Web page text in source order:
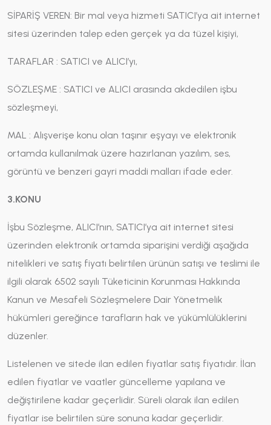
SİPARİŞ VEREN: Bir mal veya hizmeti SATICI’ya ait internet
sitesi üzerinden talep eden gerçek ya da tüzel kişiyi,
TARAFLAR : SATICI ve ALICI’yı,
SÖZLEŞME : SATICI ve ALICI arasında akdedilen işbu
sözleşmeyi,
MAL : Alışverişe konu olan taşınır eşyayı ve elektronik
ortamda kullanılmak üzere hazırlanan yazılım, ses,
görüntü ve benzeri gayri maddi malları ifade eder.
3.KONU
İşbu Sözleşme, ALICI’nın, SATICI’ya ait internet sitesi
üzerinden elektronik ortamda siparişini verdiği aşağıda
nitelikleri ve satış fiyatı belirtilen ürünün satışı ve teslimi ile
ilgili olarak 6502 sayılı Tüketicinin Korunması Hakkında
Kanun ve Mesafeli Sözleşmelere Dair Yönetmelik
hükümleri gereğince tarafların hak ve yükümlülüklerini
düzenler.
Listelenen ve sitede ilan edilen fiyatlar satış fiyatıdır. İlan
edilen fiyatlar ve vaatler güncelleme yapılana ve
değiştirilene kadar geçerlidir. Süreli olarak ilan edilen
fiyatlar ise belirtilen süre sonuna kadar geçerlidir.